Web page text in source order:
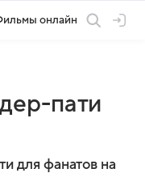
онлайн
пати
для фанатов на